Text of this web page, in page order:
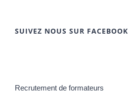
SUIVEZ NOUS SUR FACEBOOK
Recrutement de formateurs